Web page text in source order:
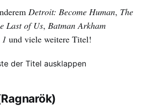
Detroit: Become Human, The
Last of Us, Batman Arkham
und viele weitere Titel!
der Titel ausklappen